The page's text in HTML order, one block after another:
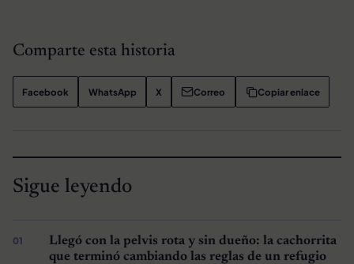
Comparte esta historia
Facebook WhatsApp X Correo Copiar enlace
Sigue leyendo
Llegó con la pelvis rota y sin dueño: la cachorrita
que terminó cambiando las reglas de un refugio